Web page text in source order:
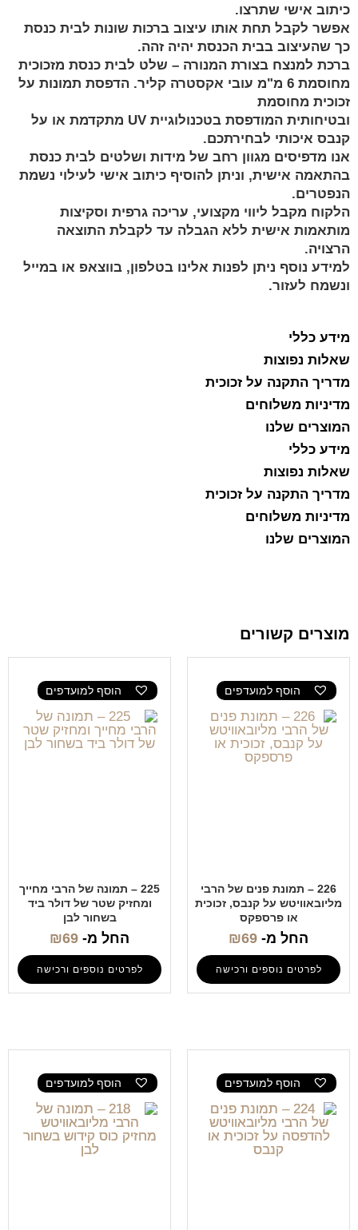
כיתוב אישי שתרצו.
אפשר לקבל תחת אותו עיצוב ברכות שונות לבית כנסת
כך שהעיצוב בבית הכנסת יהיה זהה.
ברכת למנצח בצורת המנורה – שלט לבית כנסת מזכוכית
מחוסמת 6 מ"מ עובי אקסטרה קליר. הדפסת תמונות על
זכוכית מחוסמת
ובטיחותית המודפסת בטכנולוגיית UV מתקדמת או על
קנבס איכותי לבחירתכם.
אנו מדפיסים מגוון רחב של מידות ושלטים לבית כנסת
בהתאמה אישית, וניתן להוסיף כיתוב אישי לעילוי נשמת
הנפטרים.
הלקוח מקבל ליווי מקצועי, עריכה גרפית וסקיצות
מותאמות אישית ללא הגבלה עד לקבלת התוצאה
הרצויה.
למידע נוסף ניתן לפנות אלינו בטלפון, בווצאפ או במייל
ונשמח לעזור.
מידע כללי
שאלות נפוצות
מדריך התקנה על זכוכית
מדיניות משלוחים
המוצרים שלנו
מידע כללי
שאלות נפוצות
מדריך התקנה על זכוכית
מדיניות משלוחים
המוצרים שלנו
מוצרים קשורים
הוסף למועדפים
226 – תמונת פנים של הרבי
מליובאוויטש על קנבס, זכוכית
או פרספקס
החל מ- ₪69
לפרטים נוספים ורכישה
הוסף למועדפים
225 – תמונה של הרבי מחייך
ומחזיק שטר של דולר ביד
בשחור לבן
החל מ- ₪69
לפרטים נוספים ורכישה
הוסף למועדפים הוסף למועדפים